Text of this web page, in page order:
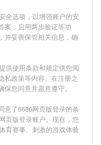
全选项，以增强账户的安
案，启用两步验证等功
并妥善保管相关信息，确
供使用条款和规定供您阅
私政策等内容。在注册之
您同意并愿意遵守。
意了6686网页版登录的条
页版登录账户。现在，您
育赛事、刺激的游戏体验